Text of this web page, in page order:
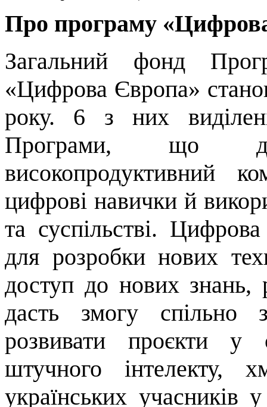
Про програму
Загальний фонд
«Цифрова Європа»
року. 6 з них
Програми, що
високопродуктивний
цифрові навички й
та суспільстві.
для розробки нових
доступ до нових знань,
дасть змогу спільно
розвивати проєкти у
штучного інтелекту,
українських